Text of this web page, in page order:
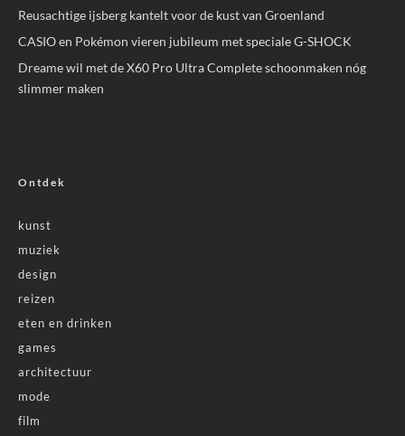
Reusachtige ijsberg kantelt voor de kust van Groenland
CASIO en Pokémon vieren jubileum met speciale G-SHOCK
Dreame wil met de X60 Pro Ultra Complete schoonmaken nóg
slimmer maken
Ontdek
kunst
muziek
design
reizen
eten en drinken
games
architectuur
mode
film